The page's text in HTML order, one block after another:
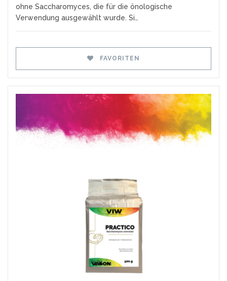
ohne Saccharomyces, die für die önologische
Verwendung ausgewählt wurde. Si…
FAVORITEN